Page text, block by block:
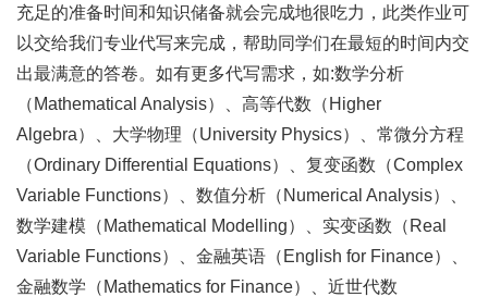
充足的准备时间和知识储备就会完成地很吃力，此类作业可
以交给我们专业代写来完成，帮助同学们在最短的时间内交
出最满意的答卷。如有更多代写需求，如:数学分析
（Mathematical Analysis）、高等代数（Higher
Algebra）、大学物理（University Physics）、常微分方程
（Ordinary Differential Equations）、复变函数（Complex
Variable Functions）、数值分析（Numerical Analysis）、
数学建模（Mathematical Modelling）、实变函数（Real
Variable Functions）、金融英语（English for Finance）、
金融数学（Mathematics for Finance）、近世代数